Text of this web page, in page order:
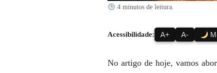
4 minutos de leitura.
Acessibilidade: A+ A-
No artigo de hoje, vamos